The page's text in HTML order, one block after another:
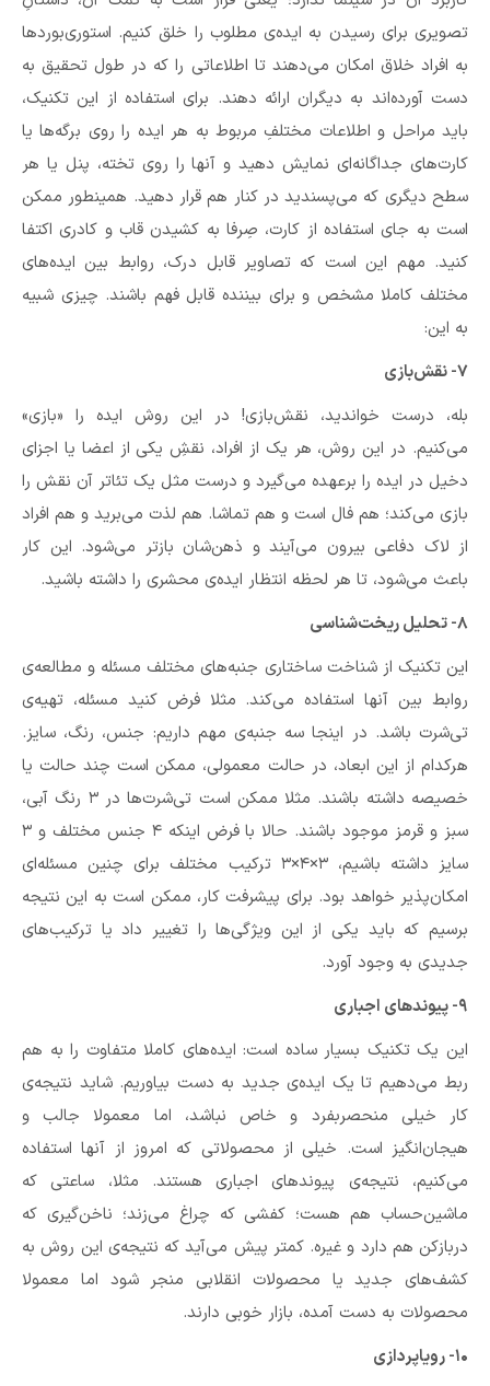
تصویری برای رسیدن به ایده‌ی مطلوب را خلق کنیم. استوری‌بوردها
به افراد خلاق امکان می‌دهند تا اطلاعاتی را که در طول تحقیق به
دست آورده‌اند به دیگران ارائه دهند. برای استفاده از این تکنیک،‌
باید مراحل و اطلاعات مختلفِ مربوط به هر ایده را روی برگه‌ها یا
کارت‌های جداگانه‌ای نمایش دهید و آنها را روی تخته،‌ پنل یا هر
سطح دیگری که می‌‌پسندید در کنار هم قرار دهید. همینطور ممکن
است به جای استفاده از کارت، صِرفا به کشیدن قاب و کادری اکتفا
کنید. مهم این است که تصاویر قابل درک، روابط بین ایده‌های
مختلف کاملا مشخص و برای بیننده قابل فهم باشند. چیزی شبیه
به این:
۷- نقش‌بازی
بله، درست خواندید،‌ نقش‌بازی! در این روش ایده را «بازی»
می‌کنیم. در این روش، هر یک از افراد، نقشِ یکی از اعضا یا اجزای
دخیل در ایده را برعهده می‌گیرد و درست مثل یک تئاتر آن نقش را
بازی می‌کند؛ هم فال است و هم تماشا. هم لذت می‌برید و هم افراد
از لاک دفاعی بیرون می‌آیند و ذهن‌شان بازتر می‌شود. این کار
باعث می‌شود،‌ تا هر لحظه انتظار ایده‌ی محشری را داشته باشید.
۸- تحلیل ریخت‌شناسی
این تکنیک از شناخت ساختاری جنبه‌های مختلف مسئله و مطالعه‌ی
روابط بین آنها استفاده می‌کند. مثلا فرض کنید مسئله، تهیه‌ی
تی‌شرت باشد. در اینجا سه جنبه‌ی مهم داریم: جنس،‌ رنگ،‌ سایز.
هرکدام از این ابعاد، در حالت معمولی، ممکن است چند حالت یا
خصیصه داشته باشند. مثلا ممکن است تی‌شرت‌ها در ۳ رنگ آبی،
سبز و قرمز موجود باشند. حالا با فرض اینکه ۴ جنس مختلف و ۳
سایز داشته باشیم،‌ ۳×۴×۳ ترکیب مختلف برای چنین مسئله‌ای
امکان‌پذیر خواهد بود. برای پیشرفت کار، ممکن است به این نتیجه
برسیم که باید یکی از این ویژگی‌ها را تغییر داد یا ترکیب‌های
جدیدی به وجود آورد.
۹- پیوندهای اجباری
این یک تکنیک بسیار ساده است: ایده‌های کاملا متفاوت را به هم
ربط می‌دهیم تا یک ایده‌ی جدید به دست بیاوریم. شاید نتیجه‌ی
کار خیلی منحصربفرد و خاص نباشد، اما معمولا جالب و
هیجان‌انگیز است. خیلی از محصولاتی که امروز از آنها استفاده
می‌کنیم، نتیجه‌ی پیوندهای اجباری هستند. مثلا،‌ ساعتی که
ماشین‌حساب هم هست؛ کفشی که چراغ می‌زند؛ ناخن‌گیری که
دربازکن هم دارد و غیره. کمتر پیش می‌آید که نتیجه‌ی این روش به
کشف‌های جدید یا محصولات انقلابی منجر شود اما معمولا
محصولات به دست آمده، بازار خوبی دارند.
۱۰- رویاپردازی